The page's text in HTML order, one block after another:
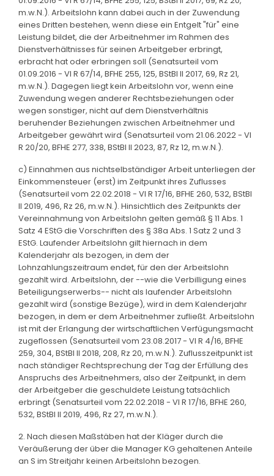
m.w.N.). Arbeitslohn kann dabei auch in der Zuwendung
eines Dritten bestehen, wenn diese ein Entgelt "für" eine
Leistung bildet, die der Arbeitnehmer im Rahmen des
Dienstverhältnisses für seinen Arbeitgeber erbringt,
erbracht hat oder erbringen soll (Senatsurteil vom
01.09.2016 - VI R 67/14, BFHE 255, 125, BStBl II 2017, 69, Rz 21,
m.w.N.). Dagegen liegt kein Arbeitslohn vor, wenn eine
Zuwendung wegen anderer Rechtsbeziehungen oder
wegen sonstiger, nicht auf dem Dienstverhältnis
beruhender Beziehungen zwischen Arbeitnehmer und
Arbeitgeber gewährt wird (Senatsurteil vom 21.06.2022 - VI
R 20/20, BFHE 277, 338, BStBl II 2023, 87, Rz 12, m.w.N.).
c) Einnahmen aus nichtselbständiger Arbeit unterliegen der
Einkommensteuer (erst) im Zeitpunkt ihres Zuflusses
(Senatsurteil vom 22.02.2018 - VI R 17/16, BFHE 260, 532, BStBl
II 2019, 496, Rz 26, m.w.N.). Hinsichtlich des Zeitpunkts der
Vereinnahmung von Arbeitslohn gelten gemäß § 11 Abs. 1
Satz 4 EStG die Vorschriften des § 38a Abs. 1 Satz 2 und 3
EStG. Laufender Arbeitslohn gilt hiernach in dem
Kalenderjahr als bezogen, in dem der
Lohnzahlungszeitraum endet, für den der Arbeitslohn
gezahlt wird. Arbeitslohn, der --wie die Verbilligung eines
Beteiligungserwerbs-- nicht als laufender Arbeitslohn
gezahlt wird (sonstige Bezüge), wird in dem Kalenderjahr
bezogen, in dem er dem Arbeitnehmer zufließt. Arbeitslohn
ist mit der Erlangung der wirtschaftlichen Verfügungsmacht
zugeflossen (Senatsurteil vom 23.08.2017 - VI R 4/16, BFHE
259, 304, BStBl II 2018, 208, Rz 20, m.w.N.). Zuflusszeitpunkt ist
nach ständiger Rechtsprechung der Tag der Erfüllung des
Anspruchs des Arbeitnehmers, also der Zeitpunkt, in dem
der Arbeitgeber die geschuldete Leistung tatsächlich
erbringt (Senatsurteil vom 22.02.2018 - VI R 17/16, BFHE 260,
532, BStBl II 2019, 496, Rz 27, m.w.N.).
2. Nach diesen Maßstäben hat der Kläger durch die
Veräußerung der über die Manager KG gehaltenen Anteile
an S im Streitjahr keinen Arbeitslohn bezogen.